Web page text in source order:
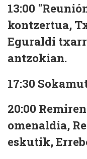
13:00
kontzertua,
Eguraldi
antzokian.
17:30
20:00
omenaldia,
eskutik,